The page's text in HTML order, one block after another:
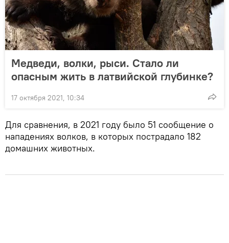
Медведи, волки, рыси. Стало ли
опасным жить в латвийской глубинке?
17 октября 2021, 10:34
Для сравнения, в 2021 году было 51 сообщение о
нападениях волков, в которых пострадало 182
домашних животных.